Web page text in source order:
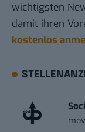
wichtigsten
damit ihren
kostenlos